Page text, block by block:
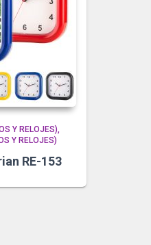
Y RELOJES)
Y RELOJES)
RE-153